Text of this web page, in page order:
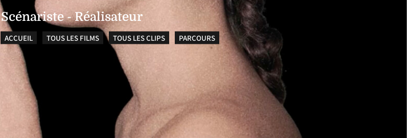
Scénariste - Réalisateur
ACCUEIL TOUS LES FILMS TOUS LES CLIPS PARCOURS